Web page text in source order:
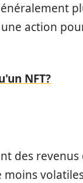
action
NFT?
des revenus